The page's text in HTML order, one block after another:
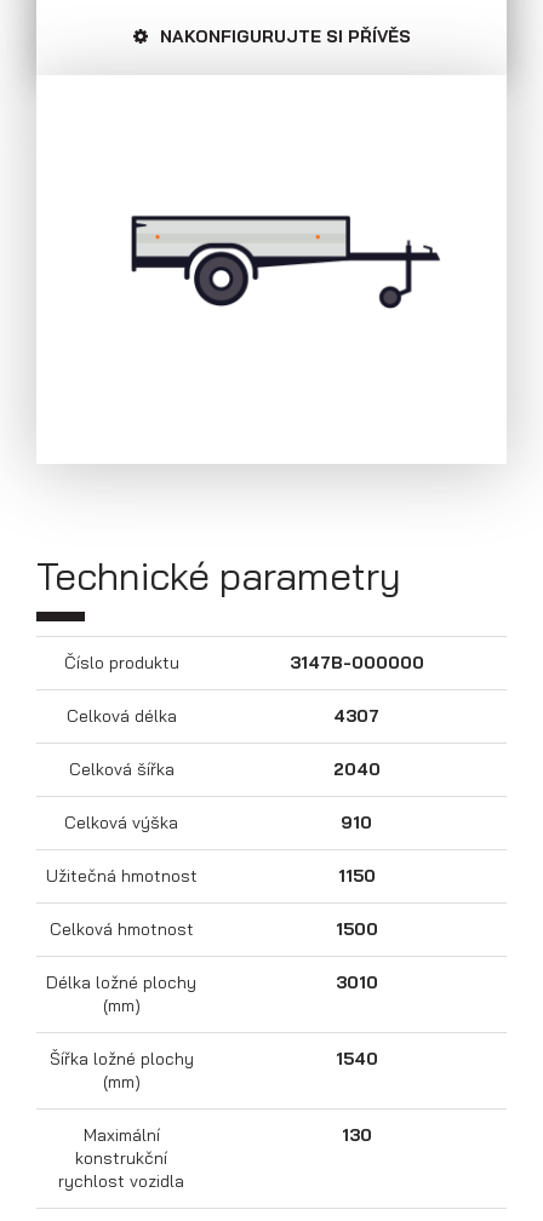
Přepravníky motocyklů
NAKONFIGURUJTE SI PŘÍVĚS
Technické parametry
Číslo produktu 3147B-000000
Celková délka 4307
Celková šířka 2040
Celková výška 910
Užitečná hmotnost 1150
Celková hmotnost 1500
Délka ložné plochy
(mm)
3010
Šířka ložné plochy
(mm)
1540
Maximální
konstrukční
rychlost vozidla
130